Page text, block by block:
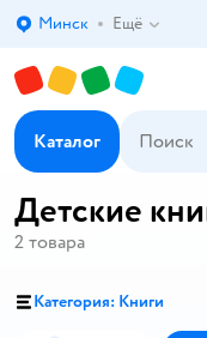
Выбор адреса доставки.
Минск Ещё
Каталог
Детские
2 товара
Категория: Книги